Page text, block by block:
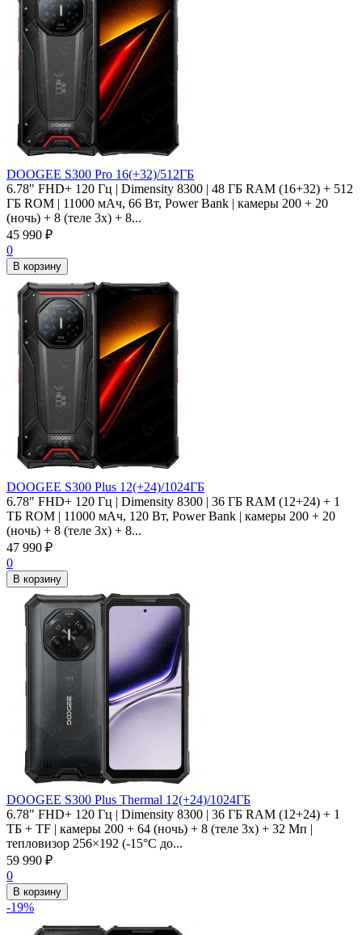
DOOGEE S300 Pro 16(+32)/512ГБ
6.78" FHD+ 120 Гц | Dimensity 8300 | 48 ГБ RAM (16+32) + 512
ГБ ROM | 11000 мАч, 66 Вт, Power Bank | камеры 200 + 20
(ночь) + 8 (теле 3x) + 8...
45 990 ₽
0
В корзину
DOOGEE S300 Plus 12(+24)/1024ГБ
6.78" FHD+ 120 Гц | Dimensity 8300 | 36 ГБ RAM (12+24) + 1
ТБ ROM | 11000 мАч, 120 Вт, Power Bank | камеры 200 + 20
(ночь) + 8 (теле 3x) + 8...
47 990 ₽
0
В корзину
DOOGEE S300 Plus Thermal 12(+24)/1024ГБ
6.78" FHD+ 120 Гц | Dimensity 8300 | 36 ГБ RAM (12+24) + 1
ТБ + TF | камеры 200 + 64 (ночь) + 8 (теле 3x) + 32 Мп |
тепловизор 256×192 (-15°C до...
59 990 ₽
0
В корзину
-19%